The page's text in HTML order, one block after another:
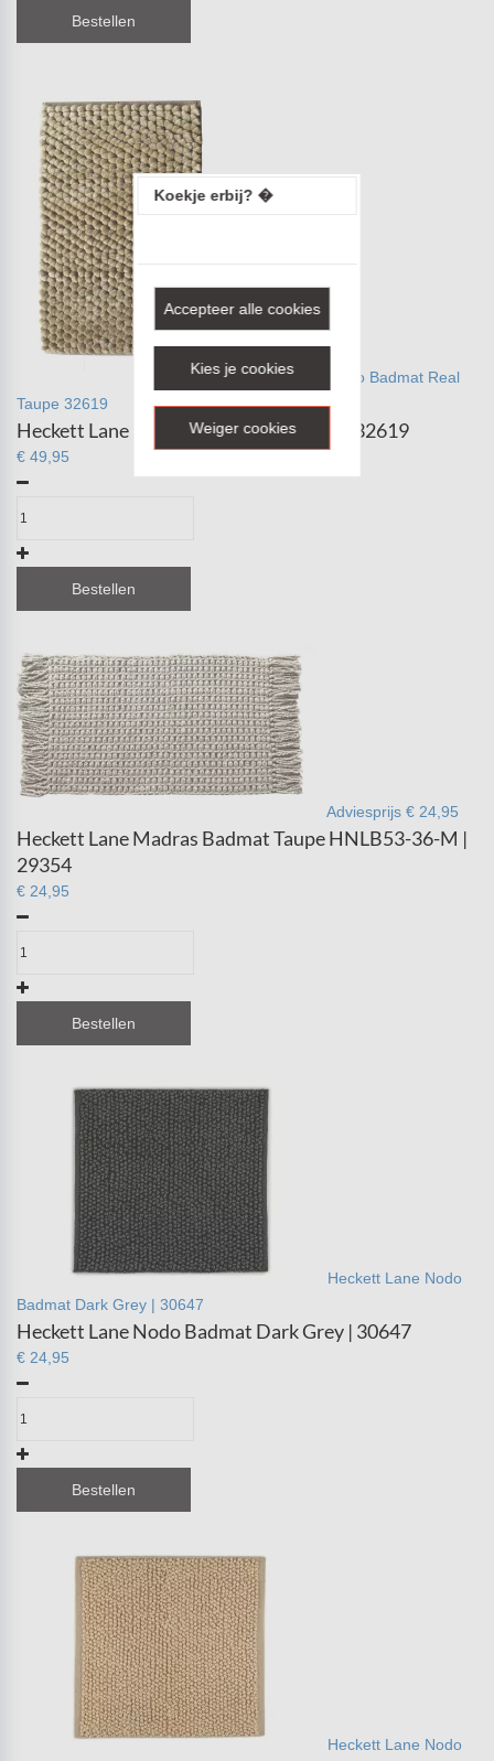
Bestellen
Heckett Lane Lusso Badmat Real
Taupe 32619
Heckett Lane Lusso Badmat Real Taupe 32619
€ 49,95
Bestellen
Adviesprijs € 24,95
Heckett Lane Madras Badmat Taupe HNLB53-36-M |
29354
€ 24,95
Bestellen
Heckett Lane Nodo
Badmat Dark Grey | 30647
Heckett Lane Nodo Badmat Dark Grey | 30647
€ 24,95
Bestellen
Heckett Lane Nodo
Koekje erbij? �
Accepteer alle cookies
Kies je cookies
Weiger cookies